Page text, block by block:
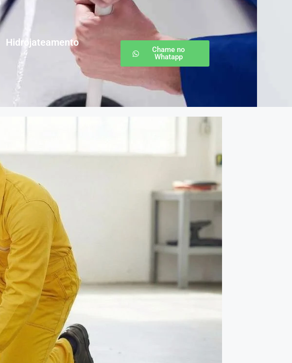
Hidrojateamento
Chame no
Whatapp